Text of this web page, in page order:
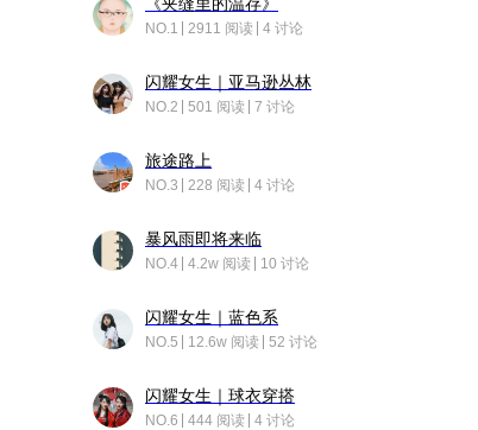
NO.1 2911 阅读 4 讨论
闪耀女生｜亚马逊丛林
NO.2 501 阅读 7 讨论
旅途路上
NO.3 228 阅读 4 讨论
暴风雨即将来临
NO.4 4.2w 阅读 10 讨论
闪耀女生｜蓝色系
NO.5 12.6w 阅读 52 讨论
闪耀女生｜球衣穿搭
NO.6 444 阅读 4 讨论